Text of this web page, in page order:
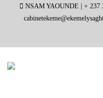
NSAM YAOUNDE | + 237